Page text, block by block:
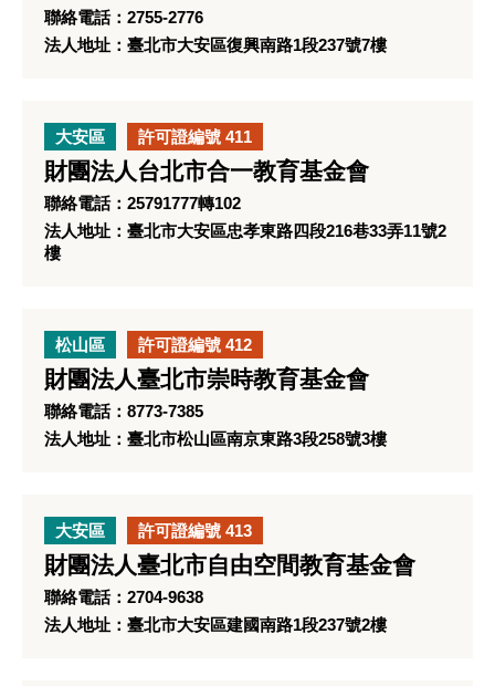
聯絡電話：2755-2776
法人地址：臺北市大安區復興南路1段237號7樓
大安區 許可證編號 411
財團法人台北市合一教育基金會
聯絡電話：25791777轉102
法人地址：臺北市大安區忠孝東路四段216巷33弄11號2
樓
松山區 許可證編號 412
財團法人臺北市崇時教育基金會
聯絡電話：8773-7385
法人地址：臺北市松山區南京東路3段258號3樓
大安區 許可證編號 413
財團法人臺北市自由空間教育基金會
聯絡電話：2704-9638
法人地址：臺北市大安區建國南路1段237號2樓